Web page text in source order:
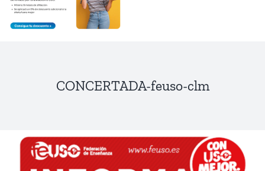
CONCERTADA-feuso-clm